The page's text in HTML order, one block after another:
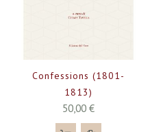
Confessions (1801-
1813)
50,00 €